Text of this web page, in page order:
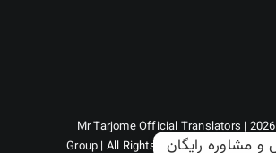
Mr Tarjome Official Translators
Group | All Rights Reserved | Powered
و مشاوره رایگان